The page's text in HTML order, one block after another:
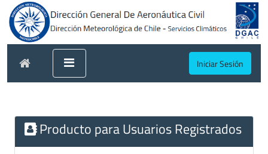
Iniciar Sesión
Producto para Usuarios Registrados